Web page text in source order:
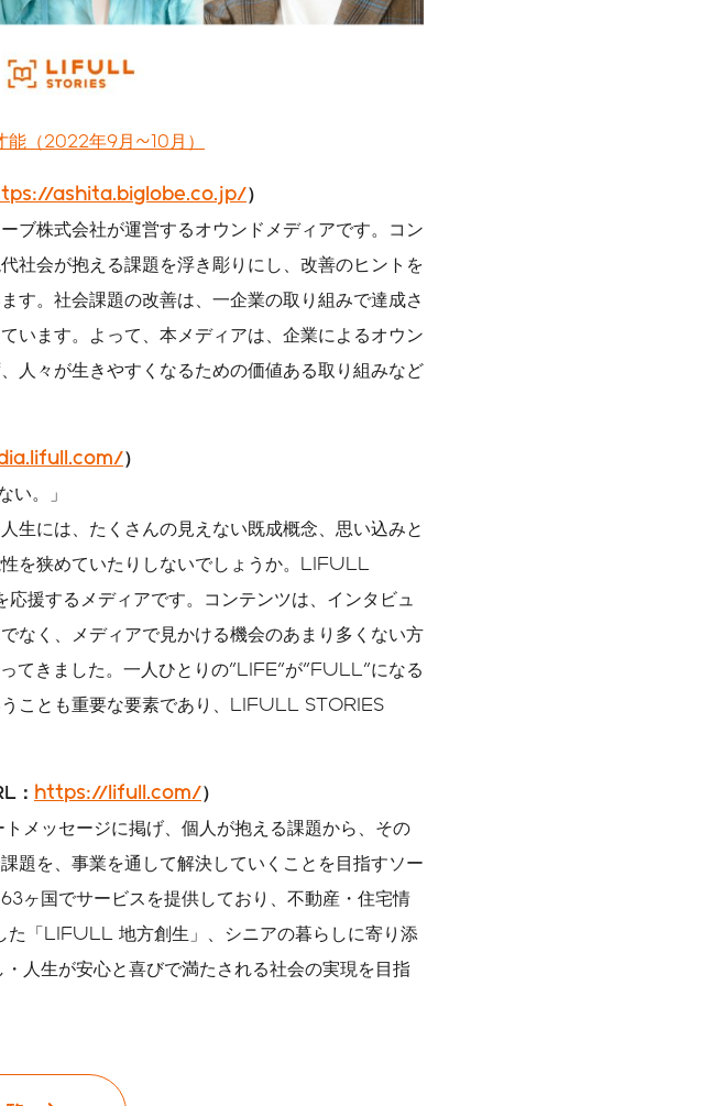
能（2022年9月~10月）
ashita.biglobe.co.jp/）
ブ株式会社が運営するオウンドメディアです。コン
社会が抱える課題を浮き彫りにし、改善のヒントを
す。社会課題の改善は、一企業の取り組みで達成さ
います。よって、本メディアは、企業によるオウン
人々が生きやすくなるための価値ある取り組みなど
）
。」
生には、たくさんの見えない既成概念、思い込みと
を狭めていたりしないでしょうか。LIFULL
援するメディアです。コンテンツは、インタビュ
なく、メディアで見かける機会のあまり多くない方
てきました。一人ひとりの"LIFE"が"FULL"になる
ことも重要な要素であり、LIFULL STORIES
： https://lifull.com/）
ッセージに掲げ、個人が抱える課題から、その
題を、事業を通して解決していくことを目指すソー
ヶ国でサービスを提供しており、不動産・住宅情
「LIFULL 地方創生」、シニアの暮らしに寄り添
人生が安心と喜びで満たされる社会の実現を目指